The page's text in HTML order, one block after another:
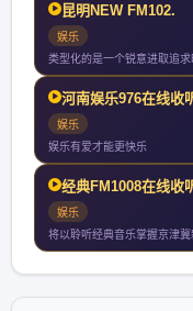
昆明NEW FM102.
娱乐
河南娱乐976在线收
娱乐
娱乐有爱才能更快乐
经典FM1008在线收
娱乐